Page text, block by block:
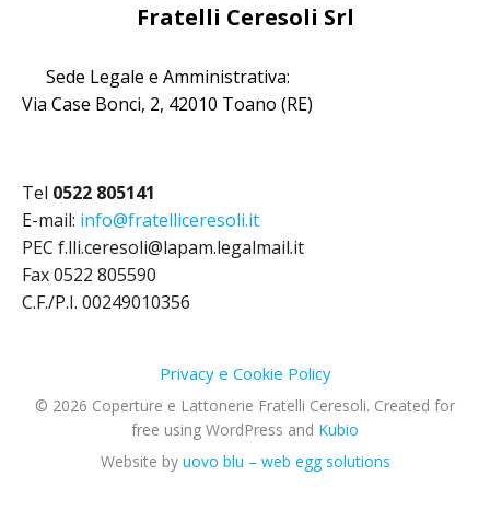
Fratelli Ceresoli Srl
Sede Legale e Amministrativa:
Via Case Bonci, 2, 42010 Toano (RE)
Tel 0522 805141
E-mail: info@fratelliceresoli.it
PEC f.lli.ceresoli@lapam.legalmail.it
Fax 0522 805590
C.F./P.I. 00249010356
Privacy e Cookie Policy
© 2026 Coperture e Lattonerie Fratelli Ceresoli. Created for
free using WordPress and Kubio
Website by uovo blu – web egg solutions